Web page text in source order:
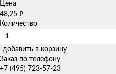
Цена
48,25 ₽
Количество
добавить в корзину
Заказ по телефону
+7 (495) 723-57-23